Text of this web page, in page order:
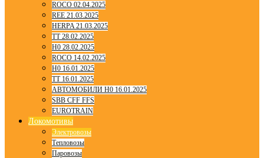
ROCO 02.04.2025
REE 21.03.2025
HERPA 21.03.2025
TT 28.02.2025
H0 28.02.2025
ROCO 14.02.2025
H0 16.01.2025
TT 16.01.2025
АВТОМОБИЛИ H0 16.01.2025
SBB CFF FFS
EUROTRAIN
Локомотивы
Электровозы
Тепловозы
Паровозы